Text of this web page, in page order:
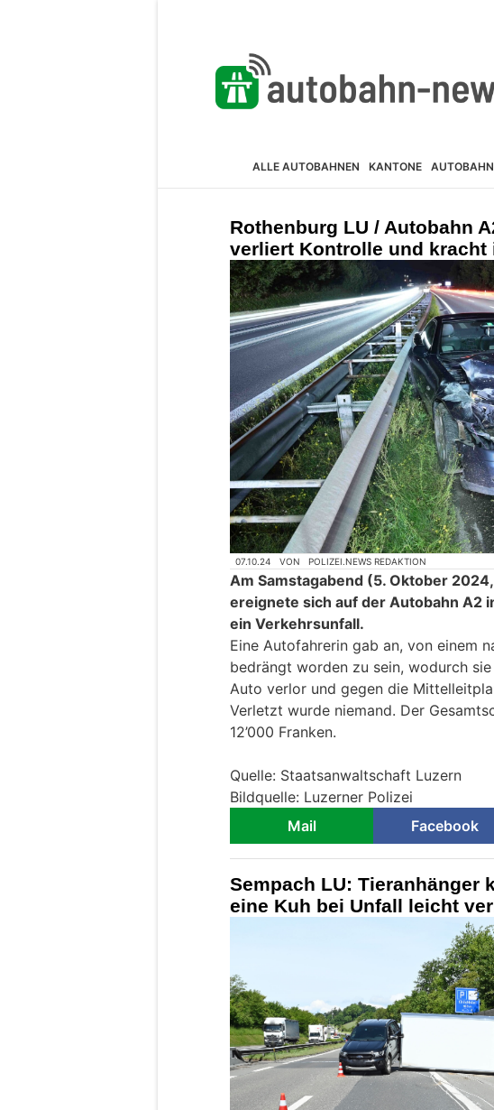
ALLE AUTOBAHNEN KANTONE
Rothenburg LU / Autobahn
verliert Kontrolle und kracht
07.10.24 VON POLIZEI.NEWS REDAKTION
Am Samstagabend (5. Oktober
ereignete sich auf der Autobahn A2
ein Verkehrsunfall.
Eine Autofahrerin gab an, von einem
bedrängt worden zu sein, wodurch
Auto verlor und gegen die
Verletzt wurde niemand. Der
12’000 Franken.
Quelle: Staatsanwaltschaft Luzern
Bildquelle: Luzerner Polizei
Mail
Facebook
Sempach LU: Tieranhänger
eine Kuh bei Unfall leicht